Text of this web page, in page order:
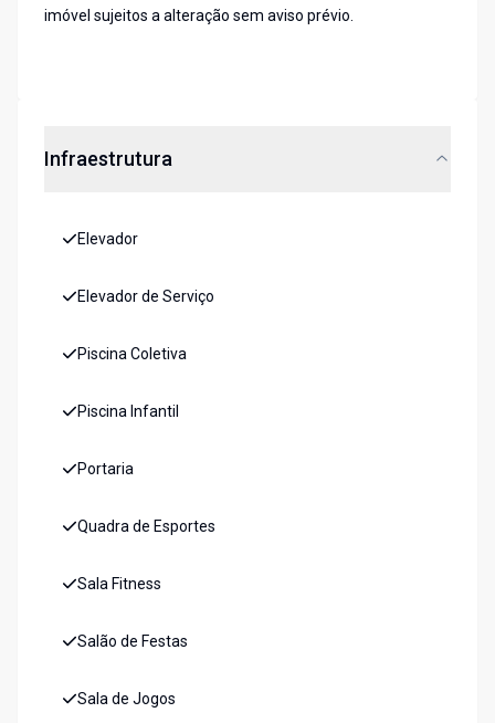
imóvel sujeitos a alteração sem aviso prévio.
Infraestrutura
Elevador
Elevador de Serviço
Piscina Coletiva
Piscina Infantil
Portaria
Quadra de Esportes
Sala Fitness
Salão de Festas
Sala de Jogos